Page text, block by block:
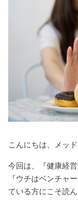
こんにちは、メッド
今回は、『健康経
『ウチはベンチャ
ている方にこそ読